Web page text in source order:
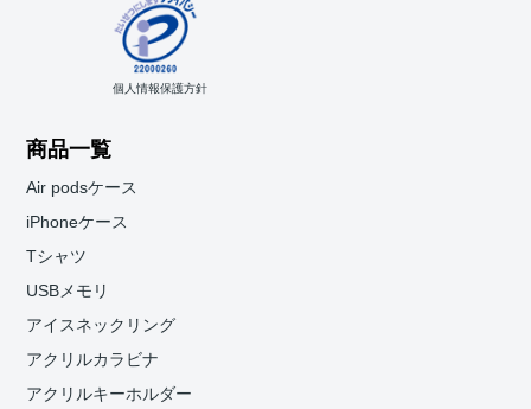
個人情報保護方針
商品一覧
Air podsケース
iPhoneケース
Tシャツ
USBメモリ
アイスネックリング
アクリルカラビナ
アクリルキーホルダー